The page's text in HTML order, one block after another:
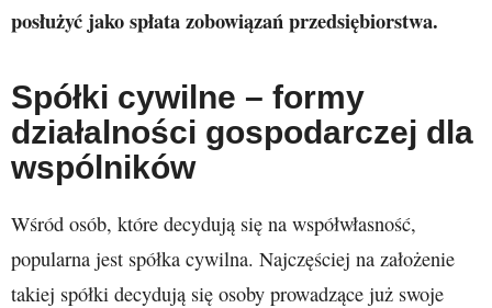
posłużyć jako spłata zobowiązań przedsiębiorstwa.
Spółki cywilne – formy
działalności gospodarczej dla
wspólników
Wśród osób, które decydują się na współwłasność,
popularna jest spółka cywilna. Najczęściej na założenie
takiej spółki decydują się osoby prowadzące już swoje